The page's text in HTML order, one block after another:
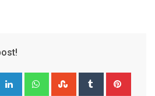
LinkedIn WhatsappStumbleUpon
Tumblr